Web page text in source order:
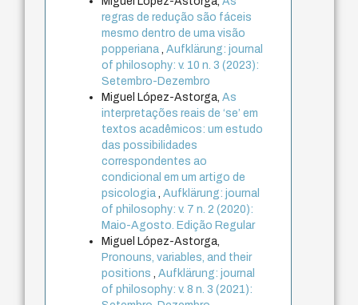
regras de redução são fáceis
mesmo dentro de uma visão
popperiana,Aufklärung: journal
of philosophy: v. 10 n. 3 (2023):
Setembro-Dezembro
Miguel López-Astorga,As
interpretações reais de ‘se’ em
textos acadêmicos: um estudo
das possibilidades
correspondentes ao
condicional em um artigo de
psicologia,Aufklärung: journal
of philosophy: v. 7 n. 2 (2020):
Maio-Agosto. Edição Regular
Miguel López-Astorga,
Pronouns, variables, and their
positions,Aufklärung: journal
of philosophy: v. 8 n. 3 (2021):